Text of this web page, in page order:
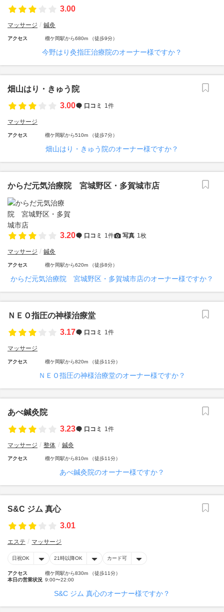
3.00
マッサージ 鍼灸
アクセス 榴ケ岡駅から680m （徒歩9分）
今野はり灸指圧治療院のオーナー様ですか？
畑山はり・きゅう院
3.00
口コミ 1件
マッサージ
アクセス 榴ケ岡駅から510m （徒歩7分）
畑山はり・きゅう院のオーナー様ですか？
からだ元気治療院 宮城野区・多賀城市店
3.20 口コミ 1件 写真 1枚
マッサージ 鍼灸
アクセス 榴ケ岡駅から620m （徒歩8分）
からだ元気治療院 宮城野区・多賀城市店のオーナー様ですか？
ＮＥＯ指圧の神様治療堂
3.17
口コミ 1件
マッサージ
アクセス 榴ケ岡駅から820m （徒歩11分）
ＮＥＯ指圧の神様治療堂のオーナー様ですか？
あべ鍼灸院
3.23
口コミ 1件
マッサージ 整体 鍼灸
アクセス 榴ケ岡駅から810m （徒歩11分）
あべ鍼灸院のオーナー様ですか？
S&C ジム 真心
3.01
エステ マッサージ
日祝OK 21時以降OK カード可
アクセス
榴ケ岡駅から830m （徒歩11分）
本日の営業状況 9:00〜22:00
S&C ジム 真心のオーナー様ですか？